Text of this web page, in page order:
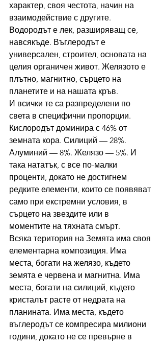
характер, своя честота, начин на
взаимодействие с другите.
Водородът е лек, разширяващ се,
навсякъде. Въглеродът е
универсален, строител, основата на
целия органичен живот. Желязото е
плътно, магнитно, сърцето на
планетите и на нашата кръв.
И всички те са разпределени по
света в специфични пропорции.
Кислородът доминира с 46% от
земната кора. Силиций — 28%.
Алуминий — 8%. Желязо — 5%. И
така нататък, с все по-малки
проценти, докато не достигнем
редките елементи, които се появяват
само при екстремни условия, в
сърцето на звездите или в
моментите на тяхната смърт.
Всяка територия на Земята има своя
елементарна композиция. Има
места, богати на желязо, където
земята е червена и магнитна. Има
места, богати на силиций, където
кристалът расте от недрата на
планината. Има места, където
въглеродът се компресира милиони
години, докато не се превърне в